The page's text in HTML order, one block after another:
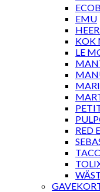
EMU
KOK
LE
RED